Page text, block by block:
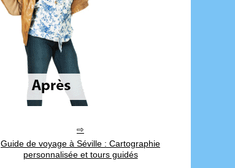
Guide de voyage à Séville : Cartographie
personnalisée et tours guidés